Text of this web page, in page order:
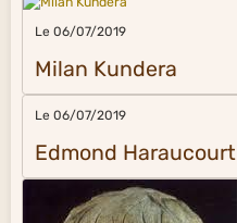
Le 06/07/2019
Milan Kundera
Le 06/07/2019
Edmond Haraucourt